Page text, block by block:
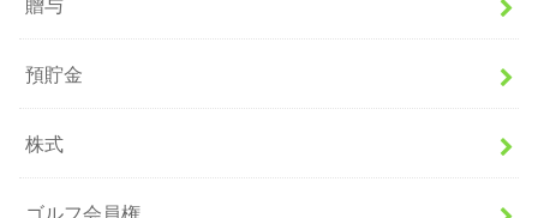
贈与
預貯金
株式
ゴルフ会員権